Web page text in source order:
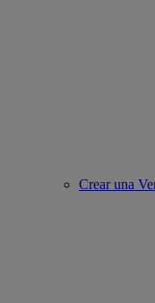
Crear una